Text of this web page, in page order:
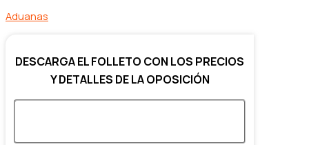
Aduanas
DESCARGA EL FOLLETO CON LOS PRECIOS
Y DETALLES DE LA OPOSICIÓN